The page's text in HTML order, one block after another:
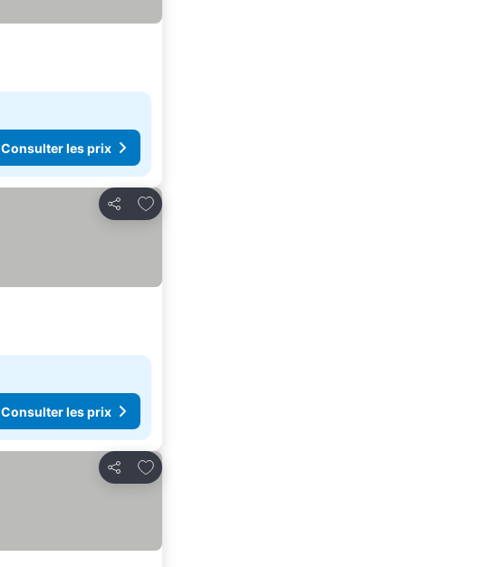
Consulter les prix
Partager
Ajouter à mes favoris
Consulter les prix
Partager
Ajouter à mes favoris